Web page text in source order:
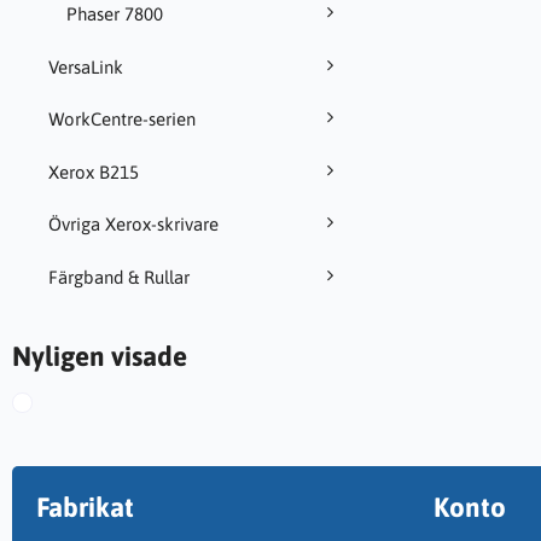
Phaser 7800
VersaLink
WorkCentre-serien
Xerox B215
Övriga Xerox-skrivare
Färgband & Rullar
Nyligen visade
Fabrikat Konto